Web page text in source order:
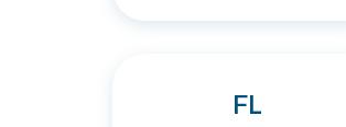
FL